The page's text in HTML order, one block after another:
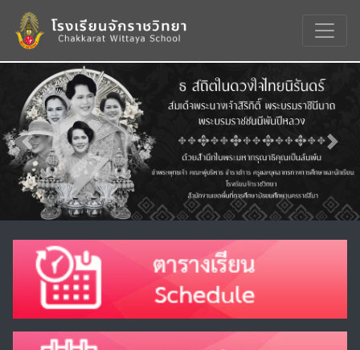
Previous Next